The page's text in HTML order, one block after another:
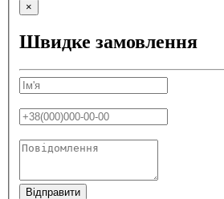
×
Швидке замовлення
Відправити